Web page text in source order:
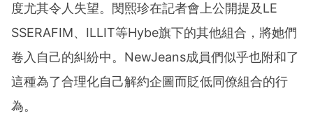
度尤其令人失望。閔熙珍在記者會上公開提及LE
SSERAFIM、ILLIT等Hybe旗下的其他組合，將她們
卷入自己的糾紛中。NewJeans成員們似乎也附和了
這種為了合理化自己解約企圖而貶低同僚組合的行
為。